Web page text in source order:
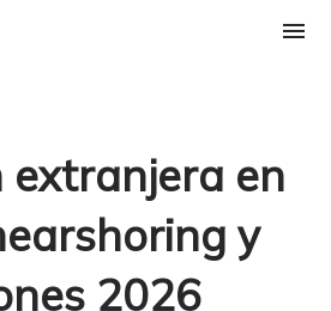
extranjera en
y
2026